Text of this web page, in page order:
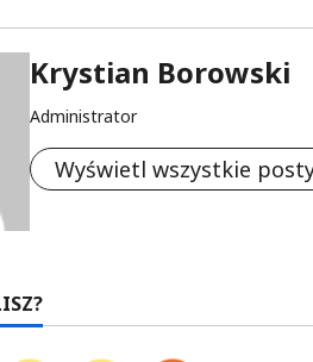
Krystian Borowski
Administrator
Wyświetl wszystkie